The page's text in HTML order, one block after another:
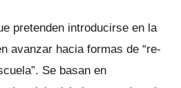
pretenden introducirse en la
avanzar hacia formas de “re-
Se basan en